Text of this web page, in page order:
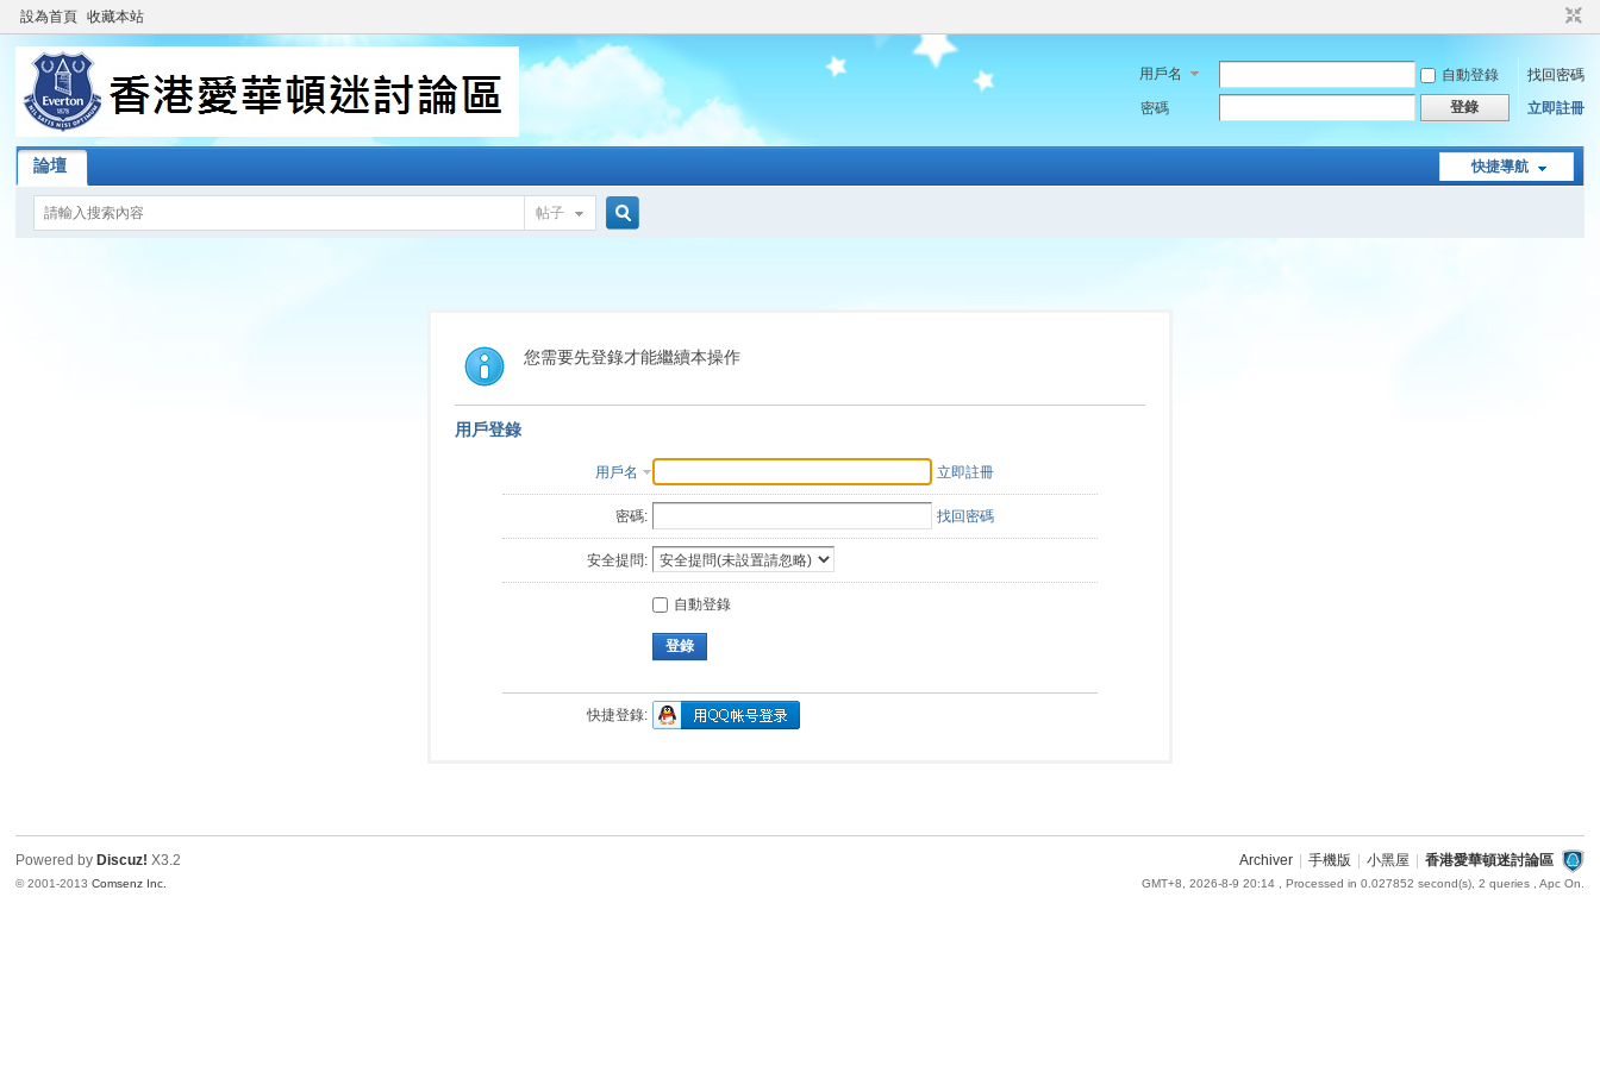
設為首頁 收藏本站
用戶名 自動登錄
找回密碼
密碼
登錄 立即註冊
快捷導航
論壇
帖子
索
您需要先登錄才能繼續本操作
用戶登錄
用戶名 立即註冊
密碼: 找回密碼
安全提問:
自動登錄
登錄
快捷登錄:
Archiver 手機版 小黑屋 香港愛華頓迷討論區
GMT+8, 2026-8-9 20:14, Processed in 0.027852 second(s), 2 queries , Apc On.
Powered by Discuz! X3.2
© 2001-2013Comsenz Inc.